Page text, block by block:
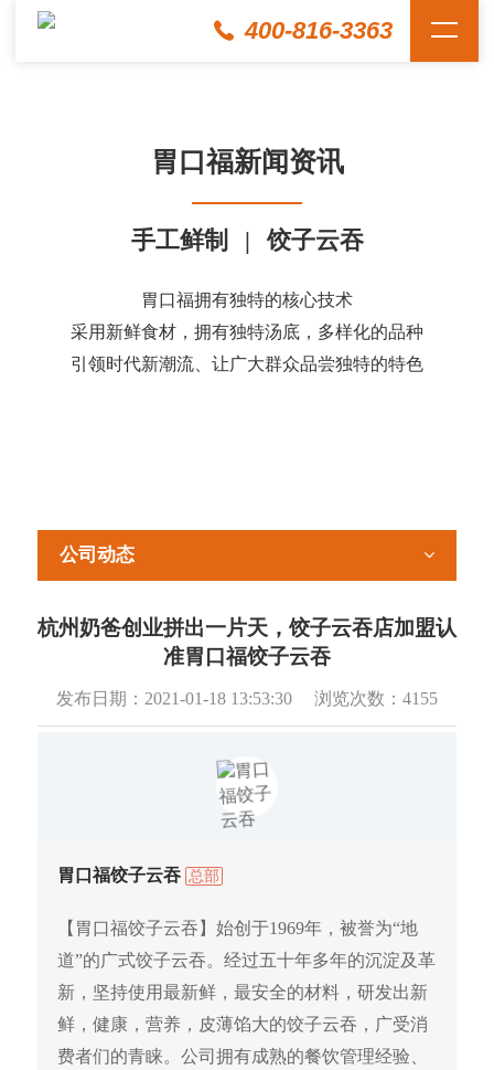
400-816-3363
胃口福新闻资讯
手工鲜制 | 饺子云吞
胃口福拥有独特的核心技术
采用新鲜食材，拥有独特汤底，多样化的品种
引领时代新潮流、让广大群众品尝独特的特色
公司动态
杭州奶爸创业拼出一片天，饺子云吞店加盟认
准胃口福饺子云吞
发布日期： 2021-01-18 13:53:30 浏览次数： 4155
胃口福饺子云吞 总部
【胃口福饺子云吞】始创于1969年，被誉为“地
道”的广式饺子云吞。经过五十年多年的沉淀及革
新，坚持使用最新鲜，最安全的材料，研发出新
鲜，健康，营养，皮薄馅大的饺子云吞，广受消
费者们的青睐。公司拥有成熟的餐饮管理经验、